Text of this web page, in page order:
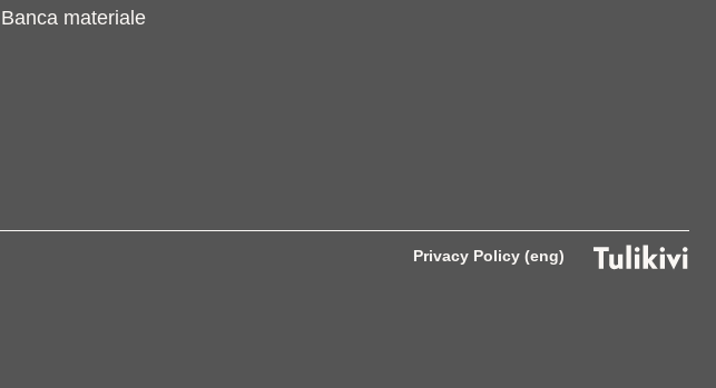
Banca materiale
Privacy Policy (eng)